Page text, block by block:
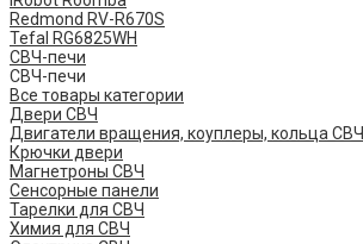
Redmond RV-R670S
Tefal RG6825WH
СВЧ-печи
СВЧ-печи
Все товары категории
Двери СВЧ
Двигатели вращения, коуплеры, кольца СВЧ
Крючки двери
Магнетроны СВЧ
Сенсорные панели
Тарелки для СВЧ
Химия для СВЧ